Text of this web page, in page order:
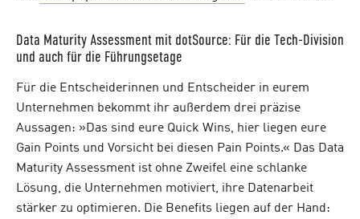
Data Maturity Assessment mit dotSource: Für die Tech-Division
und auch für die Führungsetage
Für die Entscheiderinnen und Entscheider in eurem
Unternehmen bekommt ihr außerdem drei präzise
Aussagen: »Das sind eure Quick Wins, hier liegen eure
Gain Points und Vorsicht bei diesen Pain Points.« Das Data
Maturity Assessment ist ohne Zweifel eine schlanke
Lösung, die Unternehmen motiviert, ihre Datenarbeit
stärker zu optimieren. Die Benefits liegen auf der Hand: